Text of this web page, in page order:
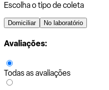
Escolha o tipo de coleta
Domiciliar No laboratório
Avaliações:
Todas as avaliações